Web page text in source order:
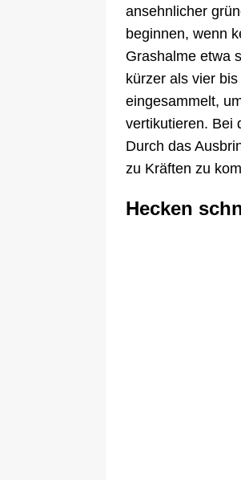
ansehnlicher
beginnen, wenn
Grashalme etwa
kürzer als vier
eingesammelt,
vertikutieren. Bei
Durch das
zu Kräften zu
Hecken